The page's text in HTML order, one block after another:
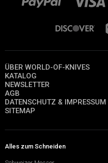
ÜBER WORLD-OF-KNIVES
KATALOG
NEWSLETTER
AGB
DATENSCHUTZ & IMPRESSUM
SITEMAP
Alles zum Schneiden